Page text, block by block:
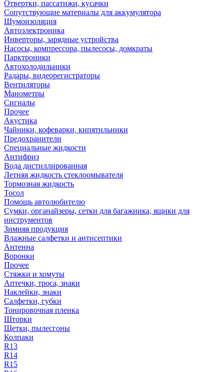
Отвертки, пассатижи, кусачки
Сопутствующие материалы для аккумулятора
Шумоизоляция
Автоэлектроника
Инверторы, зарядные устройства
Насосы, компрессора, пылесосы, домкраты
Парктроники
Автохолодильники
Радары, видеорегистраторы
Вентиляторы
Манометры
Сигналы
Прочее
Акустика
Чайники, кофеварки, кипятильники
Предохранители
Специальные жидкости
Антифриз
Вода дистиллированная
Летняя жидкость стеклоомывателя
Тормозная жидкость
Тосол
Помощь автолюбителю
Сумки, органайзеры, сетки для багажника, ящики для
инструментов
Зимняя продукция
Влажные салфетки и антисептики
Антенна
Воронки
Прочее
Стяжки и хомуты
Аптечки, троса, знаки
Наклейки, знаки
Салфетки, губки
Тонировочная пленка
Шторки
Щетки, пылесгоны
Колпаки
R13
R14
R15